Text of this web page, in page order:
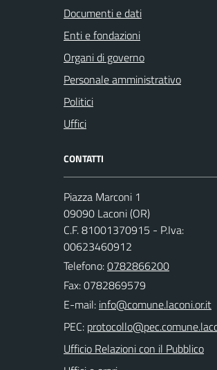
Documenti e dati
Enti e fondazioni
Organi di governo
Personale amministrativo
Politici
Uffici
CONTATTI
Piazza Marconi 1
09090 Laconi (OR)
C.F. 81001370915 - P.Iva:
00623460912
Telefono:0782866200
Fax: 0782869579
E-mail:
PEC:
Ufficio Relazioni con il Pubblico